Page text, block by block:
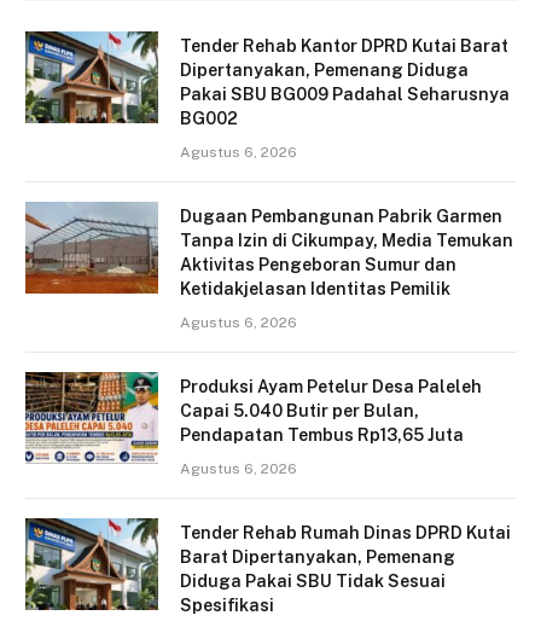
Tender Rehab Kantor DPRD Kutai Barat
Dipertanyakan, Pemenang Diduga
Pakai SBU BG009 Padahal Seharusnya
BG002
Agustus 6, 2026
Dugaan Pembangunan Pabrik Garmen
Tanpa Izin di Cikumpay, Media Temukan
Aktivitas Pengeboran Sumur dan
Ketidakjelasan Identitas Pemilik
Agustus 6, 2026
Produksi Ayam Petelur Desa Paleleh
Capai 5.040 Butir per Bulan,
Pendapatan Tembus Rp13,65 Juta
Agustus 6, 2026
Tender Rehab Rumah Dinas DPRD Kutai
Barat Dipertanyakan, Pemenang
Diduga Pakai SBU Tidak Sesuai
Spesifikasi